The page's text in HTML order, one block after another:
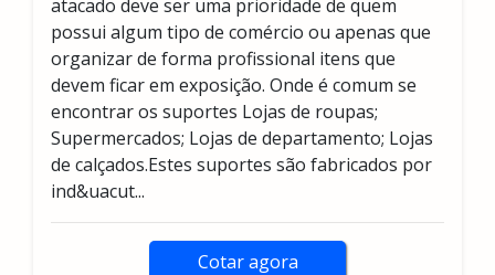
atacado deve ser uma prioridade de quem
possui algum tipo de comércio ou apenas que
organizar de forma profissional itens que
devem ficar em exposição. Onde é comum se
encontrar os suportes Lojas de roupas;
Supermercados; Lojas de departamento; Lojas
de calçados.Estes suportes são fabricados por
ind&uacut...
Cotar agora